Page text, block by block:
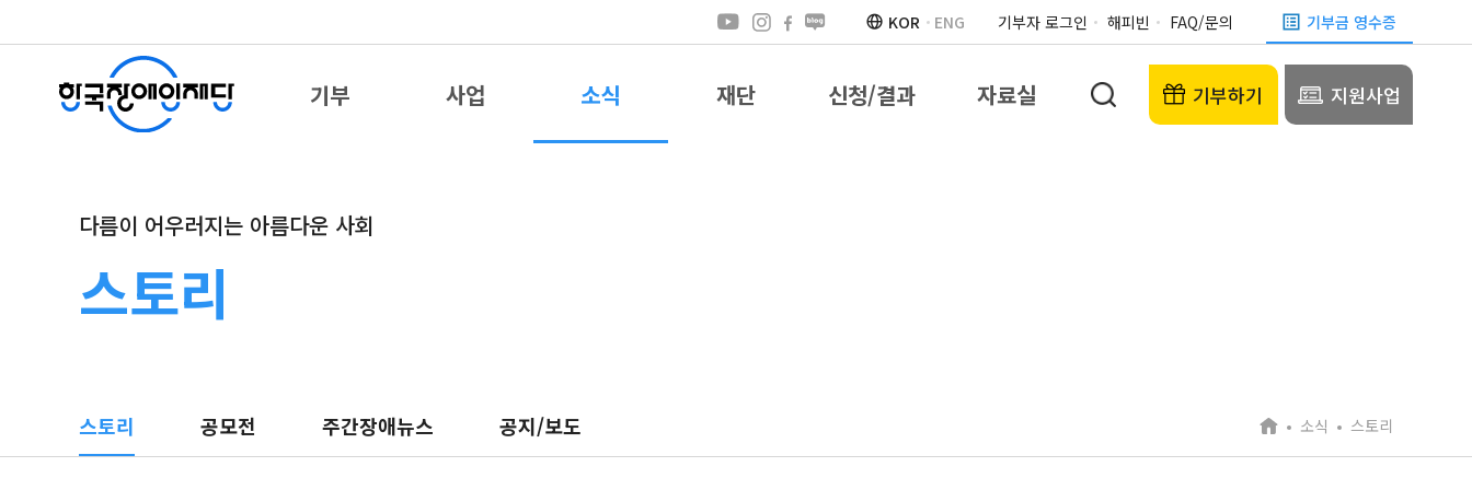
KOR ENG 기부자 로그인 해피빈 FAQ/문의 기부금 영수증
기부 사업 소식 재단 신청/결과 자료실 기부하기 지원사업
다름이 어우러지는 아름다운 사회
스토리
스토리 공모전 주간장애뉴스 공지/보도 소식 스토리